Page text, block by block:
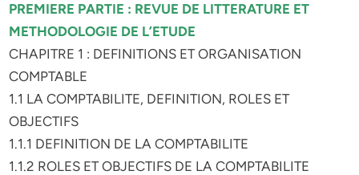
PREMIERE PARTIE : REVUE DE LITTERATURE ET
METHODOLOGIE DE L’ETUDE
CHAPITRE 1 : DEFINITIONS ET ORGANISATION
COMPTABLE
1.1 LA COMPTABILITE, DEFINITION, ROLES ET
OBJECTIFS
1.1.1 DEFINITION DE LA COMPTABILITE
1.1.2 ROLES ET OBJECTIFS DE LA COMPTABILITE